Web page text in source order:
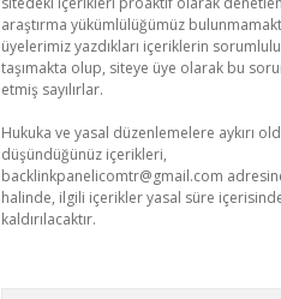
araştırma yükümlülüğümüz
üyelerimiz yazdıkları içeriklerin
taşımakta olup, siteye üye olarak bu
etmiş sayılırlar.
Hukuka ve yasal düzenlemelere aykırı
düşündüğünüz içerikleri,
backlinkpanelicomtr@gmail.com
halinde, ilgili içerikler yasal süre
kaldırılacaktır.